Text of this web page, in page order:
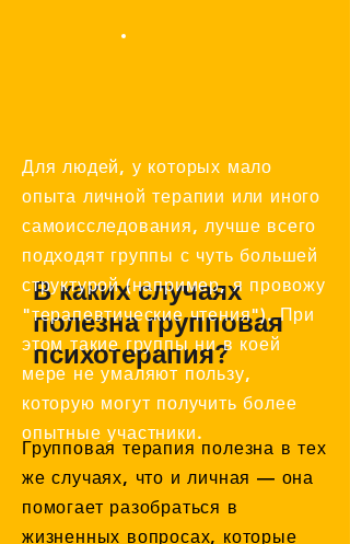
В каких случаях
полезна групповая
психотерапия?
Групповая терапия полезна в тех
же случаях, что и личная — она
помогает разобраться в
жизненных вопросах, которые
Для людей, у которых мало
опыта личной терапии или иного
самоисследования, лучше всего
подходят группы с чуть большей
структурой (например, я провожу
"терапевтические чтения"). При
этом такие группы ни в коей
мере не умаляют пользу,
которую могут получить более
опытные участники.